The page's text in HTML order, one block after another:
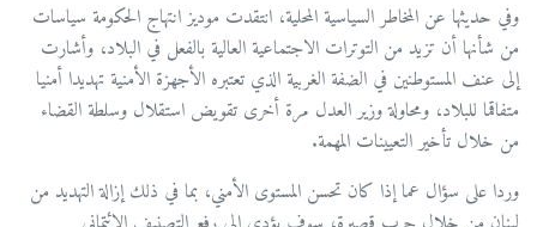
وفي حديثها عن المخاطر السياسية المحلية، انتقدت موديز انتهاج الحكومة سياسات
من شأنها أن تزيد من التوترات الاجتماعية العالية بالفعل في البلاد، وأشارت
إلى عنف المستوطنين في الضفة الغربية الذي تعتبره الأجهزة الأمنية تهديدا أمنيا
متفاقما للبلاد، ومحاولة وزير العدل مرة أخرى تقويض استقلال وسلطة القضاء
من خلال تأخير التعيينات المهمة.
وردا على سؤال عما إذا كان تحسن المستوى الأمني، بما في ذلك إزالة التهديد من